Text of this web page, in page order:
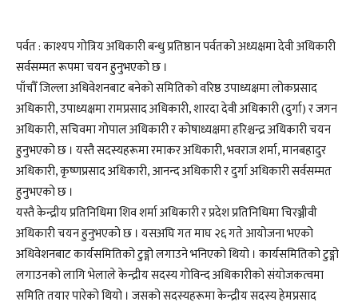
पर्वत : काश्यप गोत्रिय अधिकारी बन्धु प्रतिष्ठान पर्वतको अध्यक्षमा देवी अधिकारी
सर्वसम्मत रूपमा चयन हुनुभएको छ ।
पाँचौँ जिल्ला अधिवेशनबाट बनेको समितिको वरिष्ठ उपाध्यक्षमा लोकप्रसाद
अधिकारी, उपाध्यक्षमा रामप्रसाद अधिकारी, शारदा देवी अधिकारी (दुर्गा) र जगन
अधिकारी, सचिवमा गोपाल अधिकारी र कोषाध्यक्षमा हरिश्चन्द्र अधिकारी चयन
हुनुभएको छ । यस्तै सदस्यहरूमा रमाकर अधिकारी, भवराज शर्मा, मानबहादुर
अधिकारी, कृष्णप्रसाद अधिकारी, आनन्द अधिकारी र दुर्गा अधिकारी सर्वसम्मत
हुनुभएको छ ।
यस्तै केन्द्रीय प्रतिनिधिमा शिव शर्मा अधिकारी र प्रदेश प्रतिनिधिमा चिरञ्जीवी
अधिकारी चयन हुनुभएको छ । यसअघि गत माघ २६ गते आयोजना भएको
अधिवेशनबाट कार्यसमितिको टुङ्गो लगाउने भनिएको थियो । कार्यसमितिको टुङ्गो
लगाउनको लागि भेलाले केन्द्रीय सदस्य गोविन्द अधिकारीको संयोजकत्वमा
समिति तयार पारेको थियो । जसको सदस्यहरूमा केन्द्रीय सदस्य हेमप्रसाद